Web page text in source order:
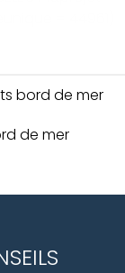
bord de mer
de mer